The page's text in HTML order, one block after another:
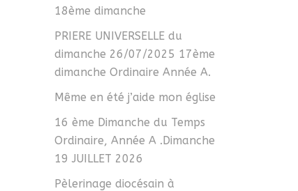
18ème dimanche
PRIERE UNIVERSELLE du
dimanche 26/07/2025 17ème
dimanche Ordinaire Année A.
Même en été j’aide mon église
16 ème Dimanche du Temps
Ordinaire, Année A .Dimanche
19 JUILLET 2026
Pèlerinage diocésain à